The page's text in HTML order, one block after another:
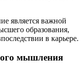
является важной
образования,
в карьере.
мышления